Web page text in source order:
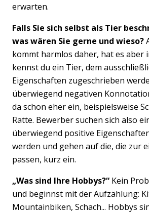
Previous
erwarten.
Falls Sie sich selbst als Tier
was wären Sie gerne und wieso?
kommt harmlos daher, hat es aber
kennst du ein Tier, dem
Eigenschaften zugeschrieben
überwiegend negativen
da schon eher ein, beispielsweise
Ratte. Bewerber suchen sich also
überwiegend positive
werden und gehen auf die, die zur
passen, kurz ein.
„Was sind Ihre Hobbys?“ Kein
und beginnst mit der Aufzählung:
Mountainbiken, Schach... Hobbys